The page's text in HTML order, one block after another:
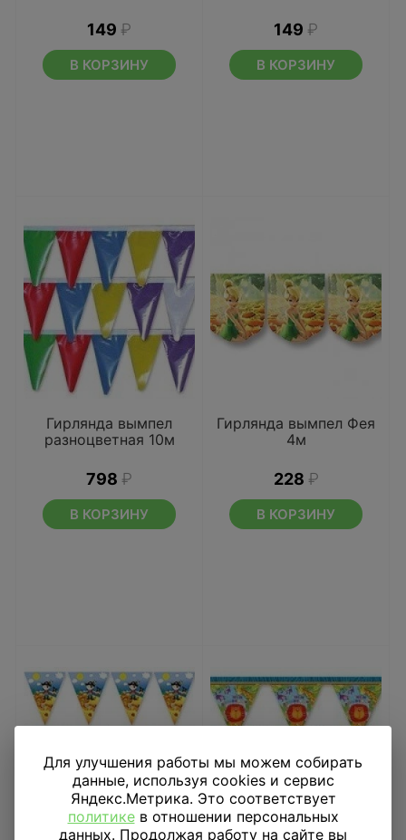
149 ₽
В КОРЗИНУ
149 ₽
В КОРЗИНУ
Гирлянда вымпел
разноцветная 10м
798 ₽
В КОРЗИНУ
Гирлянда вымпел Фея
4м
228 ₽
В КОРЗИНУ
Для улучшения работы мы можем собирать
данные, используя cookies и сервис
Яндекс.Метрика. Это соответствует
политикев отношении персональных
данных. Продолжая работу на сайте вы